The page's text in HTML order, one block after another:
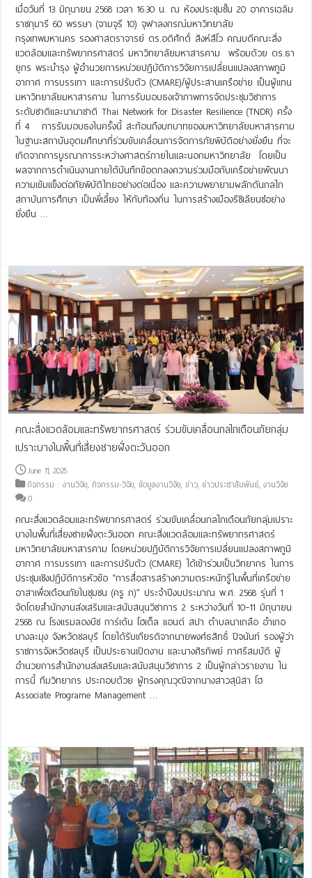
เมื่อวันที่ 13 มิถุนายน 2568 เวลา 16.30 น. ณ ห้องประชุมชั้น 20 อาคารเฉลิม
ราชกุมารี 60 พรรษา (จามจุรี 10) จุฬาลงกรณ์มหาวิทยาลัย
กรุงเทพมหานคร รองศาสตราจารย์ ดร.อดิศักดิ์ สิงห์สีโว คณบดีคณะสิ่ง
แวดล้อมและทรัพยากรศาสตร์ มหาวิทยาลัยมหาสารคาม พร้อมด้วย ดร.ธา
ยุกร พระบำรุง ผู้อำนวยการหน่วยปฏิบัติการวิจัยการเปลี่ยนแปลงสภาพภูมิ
อากาศ การบรรเทา และการปรับตัว (CMARE)/ผู้ประสานเครือข่าย เป็นผู้แทน
มหาวิทยาลัยมหาสารคาม ในการรับมอบธงเจ้าภาพการจัดประชุมวิชาการ
ระดับชาติและนานาชาติ Thai Network for Disaster Resilience (TNDR) ครั้ง
ที่ 4 การรับมอบธงในครั้งนี้ สะท้อนถึงบทบาทของมหาวิทยาลัยมหาสารคาม
ในฐานะสถาบันอุดมศึกษาที่ร่วมขับเคลื่อนการจัดการภัยพิบัติอย่างยั่งยืน ที่จะ
เกิดจากการบูรณาการระหว่างศาสตร์ภายในและนอกมหาวิทยาลัย โดยเป็น
ผลจากการดำเนินงานภายใต้บันทึกข้อตกลงความร่วมมือกับเครือข่ายพัฒนา
ความเข้มแข็งต่อภัยพิบัติไทยอย่างต่อเนื่อง และความพยายามผลักดันกลไก
สถาบันการศึกษา เป็นพี่เลี้ยง ให้กับท้องถิ่น ในการสร้างเมืองรีซิเลียนซ์อย่าง
ยั่งยืน …
คณะสิ่งแวดล้อมและทรัพยากรศาสตร์ ร่วมขับเคลื่อนกลไกเตือนภัยกลุ่ม
เปราะบางในพื้นที่เสี่ยงชายฝั่งตะวันออก
June 11, 2025
กิจกรรม : งานวิจัย,กิจกรรม-วิจัย,ข้อมูลงานวิจัย,ข่าว,ข่าวประชาสัมพันธ์,งานวิจัย
0
คณะสิ่งแวดล้อมและทรัพยากรศาสตร์ ร่วมขับเคลื่อนกลไกเตือนภัยกลุ่มเปราะ
บางในพื้นที่เสี่ยงชายฝั่งตะวันออก คณะสิ่งแวดล้อมและทรัพยากรศาสตร์
มหาวิทยาลัยมหาสารคาม โดยหน่วยปฏิบัติการวิจัยการเปลี่ยนแปลงสภาพภูมิ
อากาศ การบรรเทา และการปรับตัว (CMARE) ได้เข้าร่วมเป็นวิทยากร ในการ
ประชุมเชิงปฏิบัติการหัวข้อ “การสื่อสารสร้างความตระหนักรู้ในพื้นที่เครือข่าย
อาสาเพื่อเตือนภัยในชุมชน (ครู ก)” ประจำปีงบประมาณ พ.ศ. 2568 รุ่นที่ 1
จัดโดยสำนักงานส่งเสริมและสนับสนุนวิชาการ 2 ระหว่างวันที่ 10–11 มิถุนายน
2568 ณ โรงแรมลองบีช การ์เด้น โฮเต็ล แอนด์ สปา ตำบลนาเกลือ อำเภอ
บางละมุง จังหวัดชลบุรี โดยได้รับเกียรติจากนายพงศ์ธสิทธิ์ ปิจนันท์ รองผู้ว่า
ราชการจังหวัดชลบุรี เป็นประธานเปิดงาน และนางศิรทิพย์ ภาศรีสมบัติ ผู้
อำนวยการสำนักงานส่งเสริมและสนับสนุนวิชาการ 2 เป็นผู้กล่าวรายงาน ใน
การนี้ ทีมวิทยากร ประกอบด้วย ผู้ทรงคุณวุฒิจากนางสาวสุนิสา โฮ
Associate Programe Management …